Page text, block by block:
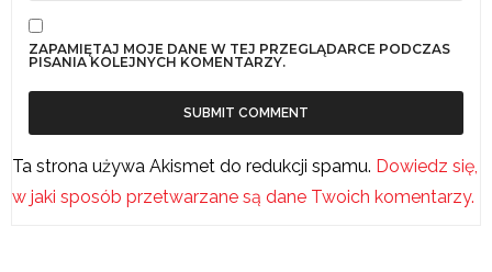
ZAPAMIĘTAJ MOJE DANE W TEJ PRZEGLĄDARCE PODCZAS
PISANIA KOLEJNYCH KOMENTARZY.
Ta strona używa Akismet do redukcji spamu. Dowiedz się,
w jaki sposób przetwarzane są dane Twoich komentarzy.